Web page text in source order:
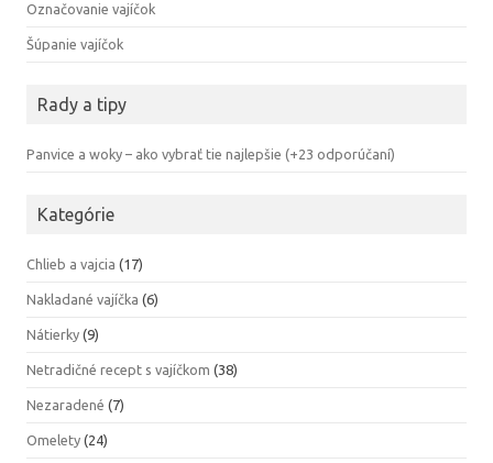
Označovanie vajíčok
Šúpanie vajíčok
Rady a tipy
Panvice a woky – ako vybrať tie najlepšie (+23 odporúčaní)
Kategórie
Chlieb a vajcia (17)
Nakladané vajíčka (6)
Nátierky (9)
Netradičné recept s vajíčkom (38)
Nezaradené (7)
Omelety (24)